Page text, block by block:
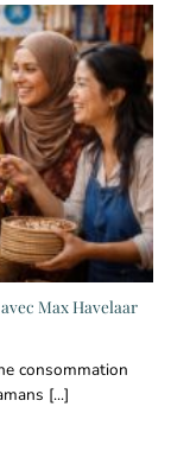
Max Havelaar
consommation
[...]